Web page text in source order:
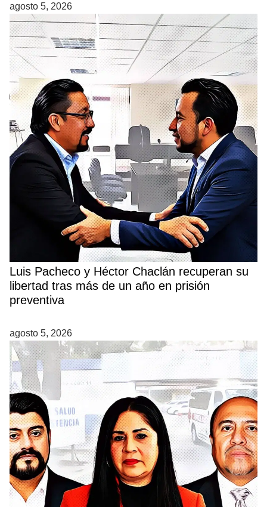
agosto 5, 2026
Luis Pacheco y Héctor Chaclán recuperan su
libertad tras más de un año en prisión
preventiva
agosto 5, 2026